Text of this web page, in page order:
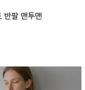
반팔 맨투맨